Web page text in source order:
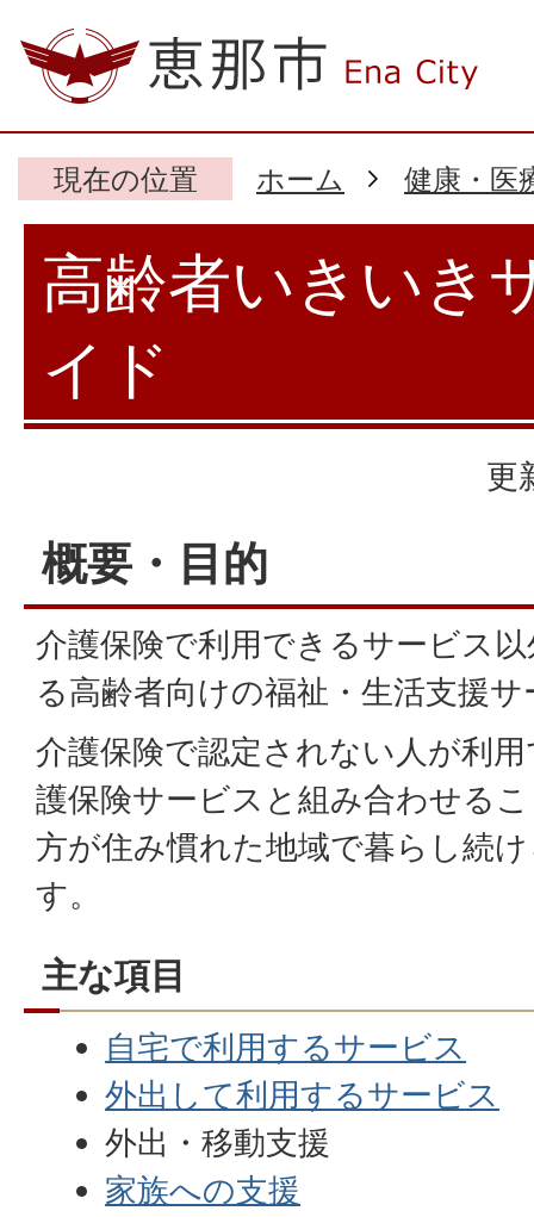
現在の位置 ホーム 健康・医
高齢者いきいき
イド
更
概要・目的
介護保険で利用できるサービス
る高齢者向けの福祉・生活支援
介護保険で認定されない人が利
護保険サービスと組み合わせる
方が住み慣れた地域で暮らし続
す。
主な項目
自宅で利用するサービス
外出して利用するサービス
外出・移動支援
家族への支援